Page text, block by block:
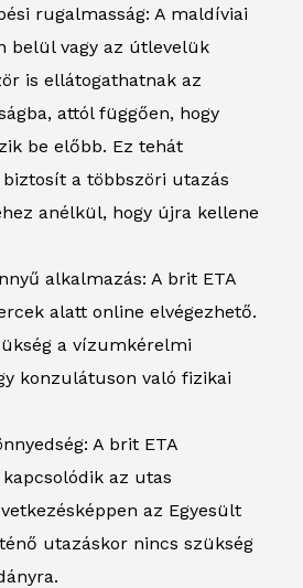
rugalmasság: A maldíviai
belül vagy az útlevelük
is ellátogathatnak az
attól függően, hogy
be előbb. Ez tehát
a többszöri utazás
anélkül, hogy újra kellene
alkalmazás: A brit ETA
alatt online elvégezhető.
a vízumkérelmi
konzulátuson való fizikai
A brit ETA
az utas
az Egyesült
utazáskor nincs szükség